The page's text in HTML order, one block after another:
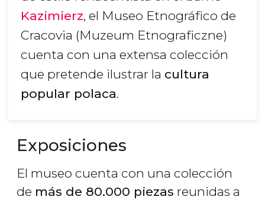
Kazimierz, el Museo Etnográfico de
Cracovia (Muzeum Etnograficzne)
cuenta con una extensa colección
que pretende ilustrar la cultura
popular polaca.
Exposiciones
El museo cuenta con una colección
de más de 80.000 piezas reunidas a